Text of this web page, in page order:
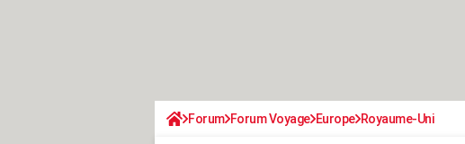
Forum Forum Voyage Europe Royaume-Uni